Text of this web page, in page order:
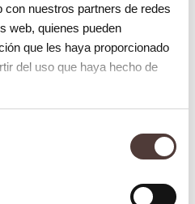
con nuestros partners de redes
web, quienes pueden
que les haya proporcionado
del uso que haya hecho de
adaptadas a las
de cada paciente:
utiliza brackets y
gradualmente los
mandíbula. En casos
tratamiento puede